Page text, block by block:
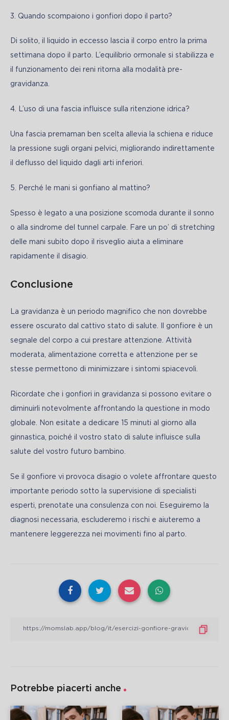
3. Quando scompaiono i gonfiori dopo il parto?
Di solito, il liquido in eccesso lascia il corpo entro la prima
settimana dopo il parto. L’equilibrio ormonale si stabilizza e
il funzionamento dei reni ritorna alla modalità pre-
gravidanza.
4. L’uso di una fascia influisce sulla ritenzione idrica?
Una fascia premaman ben scelta allevia la schiena e riduce
la pressione sugli organi pelvici, migliorando indirettamente
il deflusso del liquido dagli arti inferiori.
5. Perché le mani si gonfiano al mattino?
Spesso è legato a una posizione scomoda durante il sonno
o alla sindrome del tunnel carpale. Fare un po’ di stretching
delle mani subito dopo il risveglio aiuta a eliminare
rapidamente il disagio.
Conclusione
La gravidanza è un periodo magnifico che non dovrebbe
essere oscurato dal cattivo stato di salute. Il gonfiore è un
segnale del corpo a cui prestare attenzione. Attività
moderata, alimentazione corretta e attenzione per se
stesse permettono di minimizzare i sintomi spiacevoli.
Ricordate che i gonfiori in gravidanza si possono evitare o
diminuirli notevolmente affrontando la questione in modo
globale. Non esitate a dedicare 15 minuti al giorno alla
ginnastica, poiché il vostro stato di salute influisce sulla
salute del vostro futuro bambino.
Se il gonfiore vi provoca disagio o volete affrontare questo
importante periodo sotto la supervisione di specialisti
esperti, prenotate una consulenza con noi. Eseguiremo la
diagnosi necessaria, escluderemo i rischi e aiuteremo a
mantenere leggerezza nei movimenti fino al parto.
Potrebbe piacerti anche